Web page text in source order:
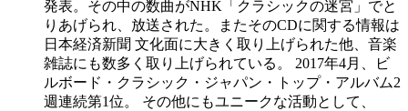
発表。その中の数曲がNHK「クラシックの迷宮」でと
りあげられ、放送された。またそのCDに関する情報は
日本経済新聞 文化面に大きく取り上げられた他、音楽
雑誌にも数多く取り上げられている。 2017年4月、ビ
ルボード・クラシック・ジャパン・トップ・アルバム2
週連続第1位。 その他にもユニークな活動として、